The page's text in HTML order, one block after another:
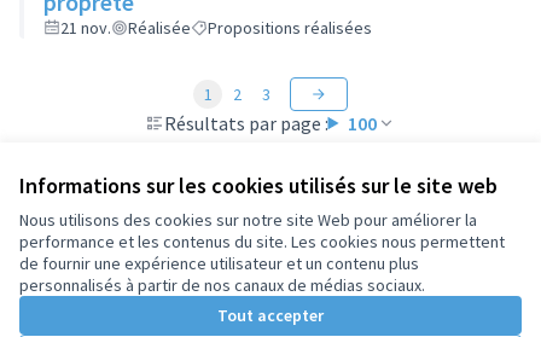
Informations sur les cookies utilisés sur le site web
Nous utilisons des cookies sur notre site Web pour améliorer la
performance et les contenus du site. Les cookies nous permettent
de fournir une expérience utilisateur et un contenu plus
personnalisés à partir de nos canaux de médias sociaux.
Tout accepter
21 nov. Réalisée Propositions réalisées
Résultats par page : 100
1 2 3
Conditions d'utilisation
Paramètres des cookies